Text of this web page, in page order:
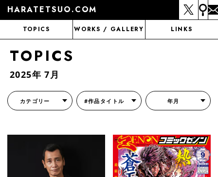
HARATETSUO.COM
TOPICS WORKS / GALLERY LINKS
TOPICS
2025年 7月
カテゴリー #作品タイトル 年月